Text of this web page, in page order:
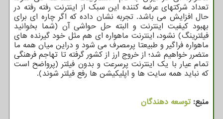
تعداد شرکتهای عرضه کننده این سبک از اینترنت رفته رفته در
حال افزایش می باشد. تجربه نشان داده که اگر چاره ای برای
بهبود کیفیت اینترنت و البته حل حواشی آن (شما بخوانید
فیلترینگ) نشود، اینترنت ماهواره ای هم مثل خود گیرنده های
ماهواره فراگیر و طبیعتا پرمصرف می شود و دراین میان همه ما
متضرر خواهیم شد؛ از خروج ارز از کشور گرفته تا تهاجم فرهنگی
تمام عیار با یک اینترنت پرسرعت و بدون فیلتر (پرواضح است
که نباید همه سایت ها و اپلیکیشن ها رفع فیلتر شوند).
منبع: توسعه دهندگان